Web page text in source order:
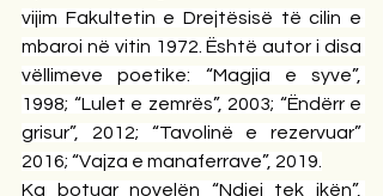
vijim Fakultetin e Drejtësisë të cilin e
mbaroi në vitin 1972. Është autor i disa
vëllimeve poetike: “Magjia e syve”,
1998; “Lulet e zemrës”, 2003; “Ëndërr e
grisur”, 2012; “Tavolinë e rezervuar”
2016; “Vajza e manaferrave”, 2019.
Ka botuar novelën “Ndjej tek ikën”,